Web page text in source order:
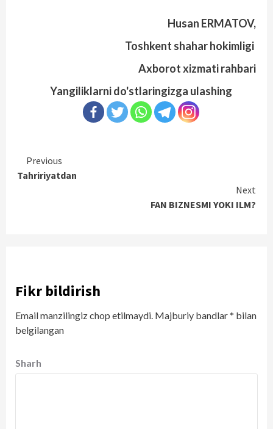
Husan ERMATOV,
Toshkent shahar hokimligi
Axborot xizmati rahbari
Yangiliklarni do'stlaringizga ulashing
Continue
Reading
Previous
Tahririyatdan
Next
FAN BIZNESMI YOKI ILM?
Fikr bildirish
Email manzilingiz chop etilmaydi. Majburiy bandlar* bilan
belgilangan
Sharh